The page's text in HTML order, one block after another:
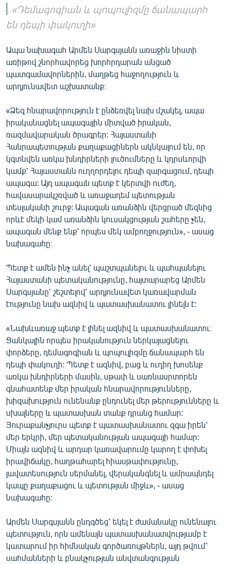
«Դեմագոգիան և պոպուլիզմը ճանապարհ
են դեպի փակուղի»
Ապա նախագահ Արմեն Սարգսյանն առաջին նիստի
առիթով շնորհավորեց խորհրդարան անցած
պատգամավորներին, մաղթեց հաջողություն և
արդյունավետ աշխատանք։
«Ձեզ հնարավորություն է ընձեռվել նախ մշակել, ապա
իրականացնել ապագային միտված իրական,
ռազմավարական ծրագրեր: Հայաստանի
Հանրապետության քաղաքացիներն ակնկալում են, որ
կգտնվեն առկա խնդիրների լուծումները և կդրսևորվի
կամք՝ Հայաստանն ուղղորդելու դեպի զարգացում, դեպի
ապագա: Այդ ապագան պետք է կերտվի ուժեղ,
հավասարակշռված և առաջադեմ պետության
տեսլականի շուրջ: Ապագան առանձին վերցրած մեզնից
որևէ մեկի կամ առանձին կուսակցության շահերը չեն,
ապագան մենք ենք՝ որպես մեկ ամբողջություն», - ասաց
նախագահը։
Պետք է ամեն ինչ անել՝ պաշտպանելու և պահպանելու
Հայաստանի պետականությունը, հայտարարեց Արմեն
Սարգսյանը՝ շեշտելով՝ արդյունավետ կառավարման
էությունը նախ ազնիվ և պատասխանատու լինելն է:
«Նախևառաջ պետք է լինել ազնիվ և պատասխանատու։
Ցանկալին որպես իրականություն ներկայացնելու
փորձերը, դեմագոգիան և պոպուլիզմը ճանապարհ են
դեպի փակուղի: Պետք է ազնիվ, բաց և ուղիղ խոսենք
առկա խնդիրների մասին, սթափ և սառնասրտորեն
գնահատենք մեր իրական հնարավորությունները,
խիզախություն ունենանք ընդունել մեր թերությունները և
սխալները և պատասխան տանք դրանց համար:
Յուրաքանչյուրս պետք է պատասխանատու զգա իրեն՝
մեր երկրի, մեր պետականության ապագայի համար:
Միայն ազնիվ և արդար կառավարումը կարող է փոխել
իրավիճակը, հաղթահարել հիասթափությունը,
լավատեսություն սերմանել, վերականգնել և ամրապնդել
կապը քաղաքացու և պետության միջև», - ասաց
նախագահը:
Արմեն Սարգսյանն ընդգծեց՝ եկել է ժամանակը ունենալու
պետություն, որն ամենայն պատասխանատվությամբ է
կատարում իր հիմնական գործառույթներն, այդ թվում՝
սահմանների և բնակչության անվտանգության